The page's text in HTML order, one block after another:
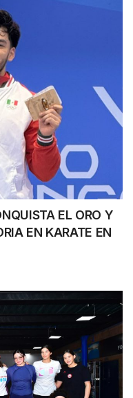
EL ORO Y
EN KARATE EN